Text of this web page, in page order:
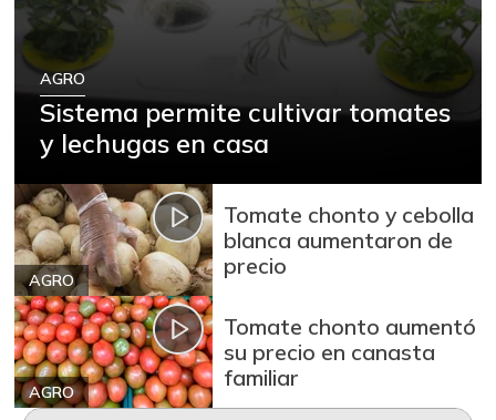
AGRO
Sistema permite cultivar tomates
y lechugas en casa
AGRO
Tomate chonto y cebolla
blanca aumentaron de
precio
AGRO
Tomate chonto aumentó
su precio en canasta
familiar